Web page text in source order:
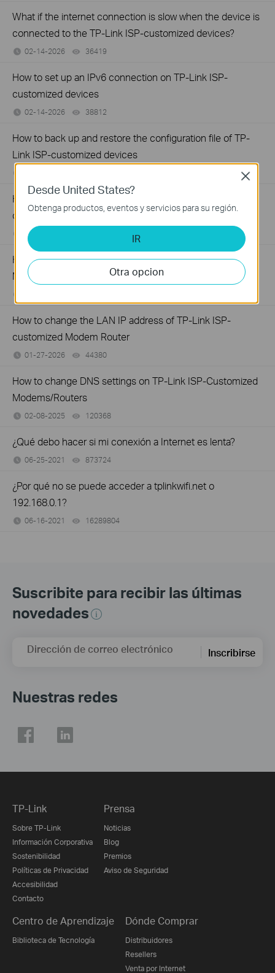
What if the internet connection is slow when the device is
connected to the TP-Link ISP-customized devices?
02-14-2026 36419
How to set up an IPv6 connection on TP-Link ISP-
customized devices
02-14-2026 38812
How to back up and restore the configuration file of TP-
Link ISP-customized devices
How to configure IP & MAC Binding on TP-Link ISP-
customized Router
02-09-2026
How to set up Parent Control on TP-Link ISP-customized
Modem Router
How to change the LAN IP address of TP-Link ISP-
customized Modem Router
01-27-2026 44380
How to change DNS settings on TP-Link ISP-Customized
Modems/Routers
02-08-2025 120368
¿Qué debo hacer si mi conexión a Internet es lenta?
06-25-2021 873724
¿Por qué no se puede acceder a tplinkwifi.net o
192.168.0.1?
06-16-2021 16289804
Suscribite para recibir las últimas
novedades
Dirección de correo electrónico Inscribirse
Nuestras redes
TP-Link
Sobre TP-Link
Información Corporativa
Sostenibilidad
Políticas de Privacidad
Accesibilidad
Contacto
Prensa
Noticias
Blog
Premios
Aviso de Seguridad
Centro de Aprendizaje
Biblioteca de Tecnología
Dónde Comprar
Distribuidores
Resellers
Venta por Internet
Desde United States?
Obtenga productos, eventos y servicios para su región.
IR
Otra opcion
Close